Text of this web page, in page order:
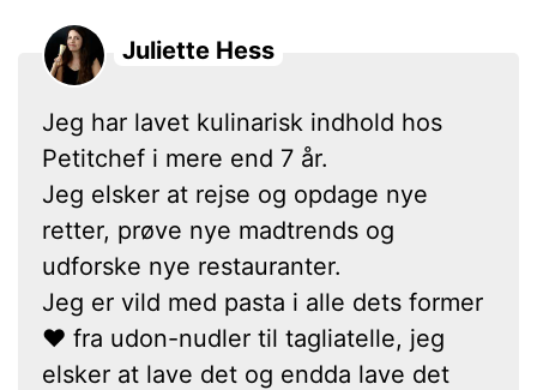
Juliette Hess
Jeg har lavet kulinarisk indhold hos
Petitchef i mere end 7 år.
Jeg elsker at rejse og opdage nye
retter, prøve nye madtrends og
udforske nye restauranter.
Jeg er vild med pasta i alle dets former
❤ fra udon-nudler til tagliatelle, jeg
elsker at lave det og endda lave det